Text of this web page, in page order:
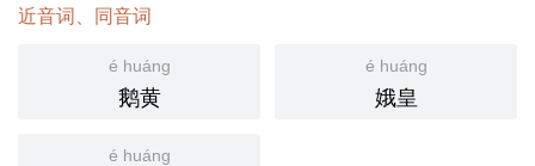
近音词、同音词
é huáng
鹅黄
é huáng
娥皇
é huáng